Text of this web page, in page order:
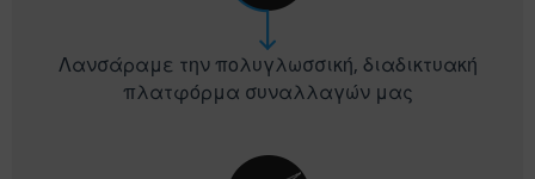
Λανσάραμε την πολυγλωσσική, διαδικτυακή
πλατφόρμα συναλλαγών μας